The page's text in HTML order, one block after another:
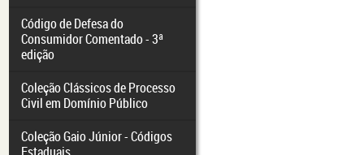
Código de Defesa do
Consumidor Comentado - 3ª
edição
Coleção Clássicos de Processo
Civil em Domínio Público
Coleção Gaio Júnior - Códigos